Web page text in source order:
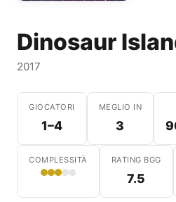
Dinosaur
2017
GIOCATORI
1–4
MEGLIO IN
3
COMPLESSITÀ RATING BGG
7.5